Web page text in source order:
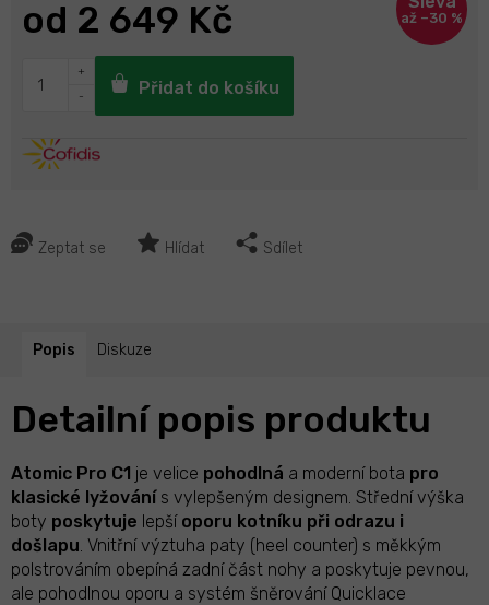
Zeptat se Hlídat Sdílet
od 2 649 Kč až –30 %
Přidat do košíku
Popis Diskuze
Detailní popis produktu
Atomic Pro C1 je velice pohodlná a moderní bota pro
klasické lyžovánís vylepšeným designem. Střední výška
boty poskytuje lepší oporu kotníku při odrazu i
došlapu. Vnitřní výztuha paty (heel counter) s měkkým
polstrováním obepíná zadní část nohy a poskytuje pevnou,
ale pohodlnou oporu a systém šněrování Quicklace